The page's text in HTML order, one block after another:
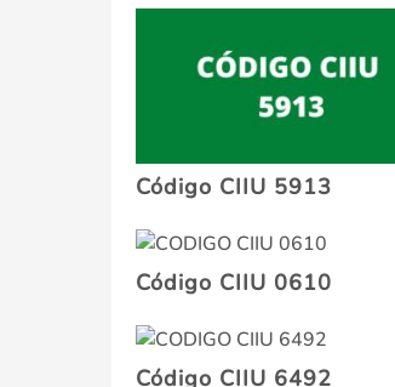
Código CIIU 5913
Código CIIU 0610
Código CIIU 6492